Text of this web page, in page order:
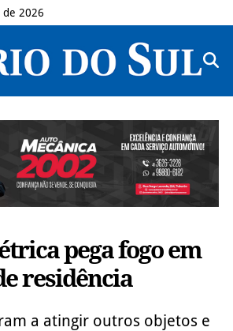
de 2026
pega fogo em
residência
a atingir outros objetos e